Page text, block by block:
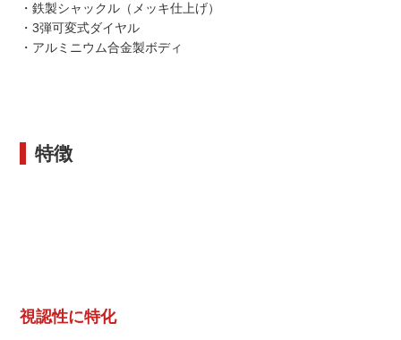
・鉄製シャックル（メッキ仕上げ）
・3弾可変式ダイヤル
・アルミニウム合金製ボディ
特徴
視認性に特化